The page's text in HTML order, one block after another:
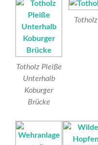
Totholz Pleiße
Unterhalb
Koburger
Brücke
Totholz